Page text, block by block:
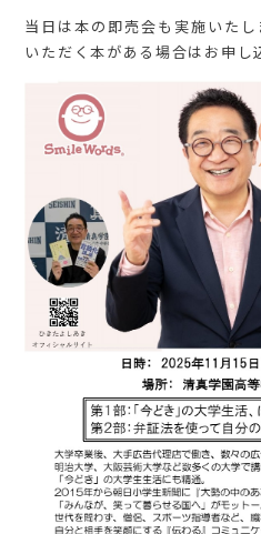
当日は本の即売会も実施いた
いただく本がある場合はお申し